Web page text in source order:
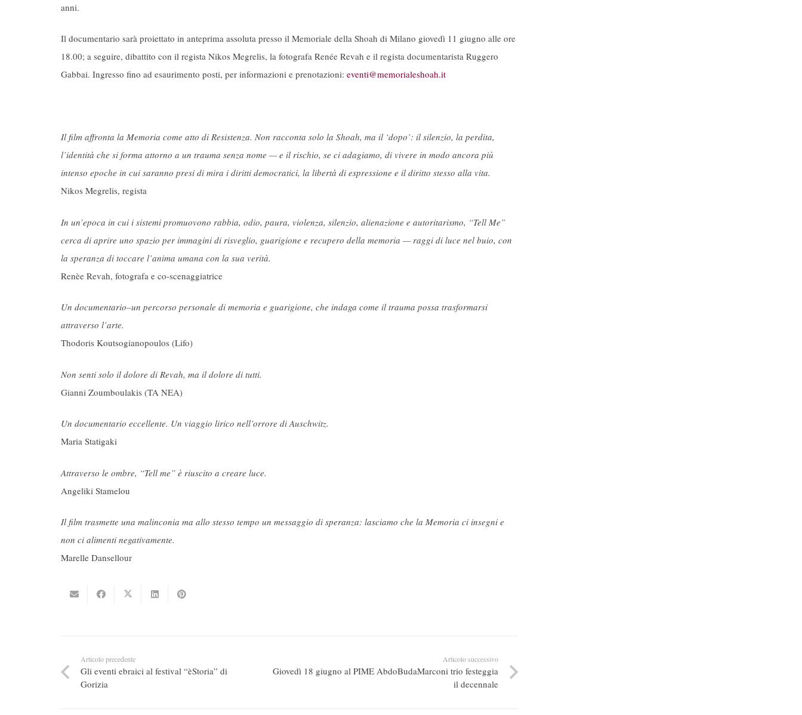
anni.
Il documentario sarà proiettato in anteprima assoluta presso il Memoriale della Shoah di Milano giovedì 11 giugno alle ore
18.00; a seguire, dibattito con il regista Nikos Megrelis, la fotografa Renée Revah e il regista documentarista Ruggero
Gabbai. Ingresso fino ad esaurimento posti, per informazioni e prenotazioni: eventi@memorialeshoah.it
Il film affronta la Memoria come atto di Resistenza. Non racconta solo la Shoah, ma il ‘dopo’: il silenzio, la perdita,
l’identità che si forma attorno a un trauma senza nome —e il rischio, se ci adagiamo, di vivere in modo ancora più
intenso epoche in cui saranno presi di mira i diritti democratici, la libertà di espressione e il diritto stesso alla vita.
Nikos Megrelis, regista
In un’epoca in cui i sistemi promuovono rabbia, odio, paura, violenza, silenzio, alienazione e autoritarismo, “Tell Me”
cerca di aprire uno spazio per immagini di risveglio, guarigione e recupero della memoria — raggi di luce nel buio, con
la speranza di toccare l’anima umana con la sua verità.
Renèe Revah, fotografa e co-scenaggiatrice
Un documentario–un percorso personale di memoria e guarigione, che indaga come il trauma possa trasformarsi
attraverso l’arte.
Thodoris Koutsogianopoulos (Lifo)
Non senti solo il dolore di Revah, ma il dolore di tutti.
Gianni Zoumboulakis (TA NEA)
Un documentario eccellente. Un viaggio lirico nell’orrore di Auschwitz.
Maria Statigaki
Attraverso le ombre, “Tell me” è riuscito a creare luce.
Angeliki Stamelou
Il film trasmette una malinconia ma allo stesso tempo un messaggio di speranza: lasciamo che la Memoria ci insegni e
non ci alimenti negativamente.
Marelle Dansellour
Articolo precedente
Gli eventi ebraici al festival “èStoria” di
Gorizia
Articolo successivo
Giovedì 18 giugno al PIME AbdoBudaMarconi trio festeggia
il decennale